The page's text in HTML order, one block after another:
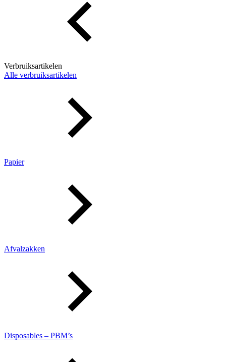
Verbruiksartikelen
Alle verbruiksartikelen
Papier
Afvalzakken
Disposables – PBM’s